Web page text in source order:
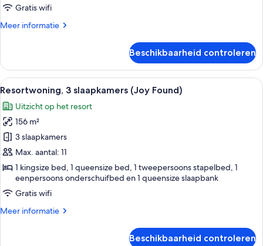
Gratis wifi
Meer informatie
Meer
4
slaapkamers
(WineDown)
Beschikbaarheid controleren
Alle
foto's
voor
Resortwoning,
3
slaapkamers
(Joy
Found)
laden
Een blauwe golfkarretje geparkeerd
14
Resortwoning, 3 slaapkamers (Joy Found)
Uitzicht op het resort
156 m²
3 slaapkamers
Max. aantal: 11
1 kingsize bed, 1 queensize bed, 1 tweepersoons stapelbed, 1
eenpersoons onderschuifbed en 1 queensize slaapbank
Gratis wifi
Meer informatie
Meer
Beschikbaarheid controleren